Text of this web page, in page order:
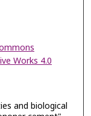
Works 4.0
and biological